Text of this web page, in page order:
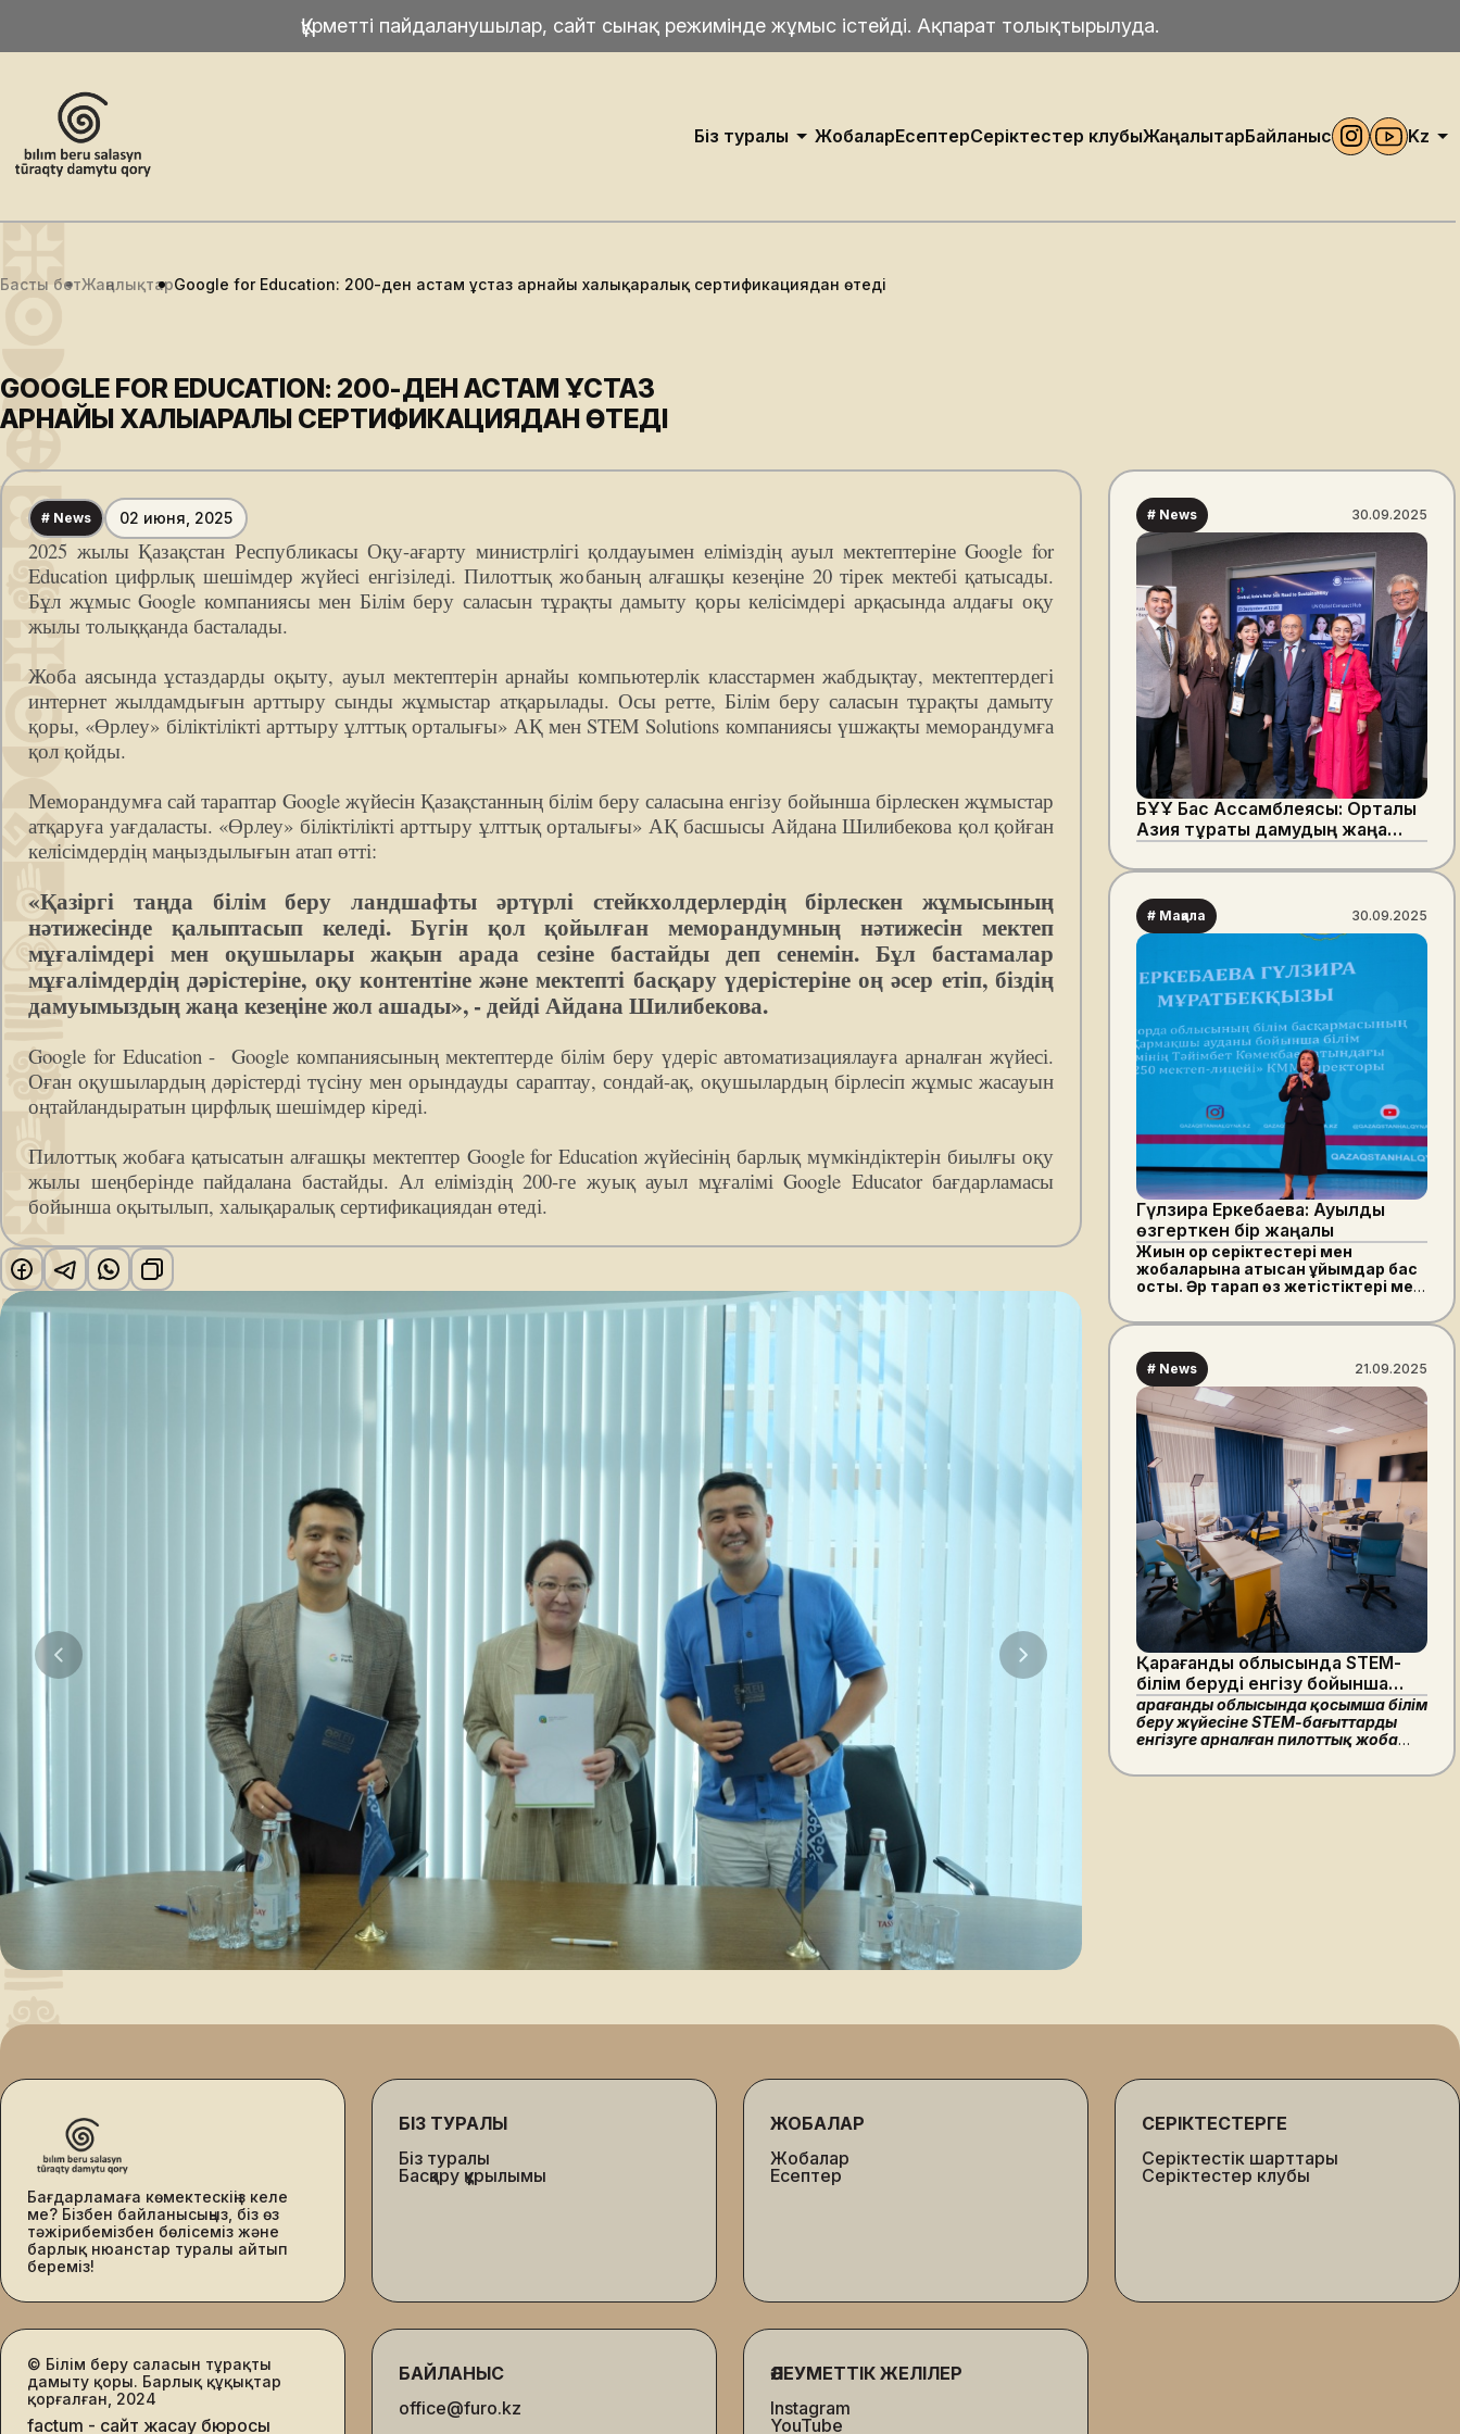
Құрметті пайдаланушылар, сайт сынақ режимінде жұмыс істейді. Ақпарат толықтырылуда.
Біз туралы
Басқару Құрылымы
ЖобаларЕсептерСеріктестер клубыЖаңалықтарБайланыс Kz
En
Басты бетЖаңалықтарGoogle for Education: 200-ден астам ұстаз арнайы халықаралық сертификациядан өтеді
GOOGLE FOR EDUCATION: 200-ДЕН АСТАМ ҰСТАЗ
АРНАЙЫ ХАЛЫҚАРАЛЫҚ СЕРТИФИКАЦИЯДАН ӨТЕДІ
# News 02 июня, 2025
2025 жылы Қазақстан Республикасы Оқу-ағарту министрлігі қолдауымен еліміздің ауыл мектептеріне Google for
Education цифрлық шешімдер жүйесі енгізіледі. Пилоттық жобаның алғашқы кезеңіне 20 тірек мектебі қатысады.
Бұл жұмыс Google компаниясы мен Білім беру саласын тұрақты дамыту қоры келісімдері арқасында алдағы оқу
жылы толыққанда басталады.
Жоба аясында ұстаздарды оқыту, ауыл мектептерін арнайы компьютерлік класстармен жабдықтау, мектептердегі
интернет жылдамдығын арттыру сынды жұмыстар атқарылады. Осы ретте, Білім беру саласын тұрақты дамыту
қоры, «Өрлеу» біліктілікті арттыру ұлттық орталығы» АҚ мен STEM Solutions компаниясы үшжақты меморандумға
қол қойды.
Меморандумға сай тараптар Google жүйесін Қазақстанның білім беру саласына енгізу бойынша бірлескен жұмыстар
атқаруға уағдаласты. «Өрлеу» біліктілікті арттыру ұлттық орталығы» АҚ басшысы Айдана Шилибекова қол қойған
келісімдердің маңыздылығын атап өтті:
«Қазіргі таңда білім беру ландшафты әртүрлі стейкхолдерлердің бірлескен жұмысының
нәтижесінде қалыптасып келеді. Бүгін қол қойылған меморандумның нәтижесін мектеп
мұғалімдері мен оқушылары жақын арада сезіне бастайды деп сенемін. Бұл бастамалар
мұғалімдердің дәрістеріне, оқу контентіне және мектепті басқару үдерістеріне оң әсер етіп, біздің
дамуымыздың жаңа кезеңіне жол ашады», - дейді Айдана Шилибекова.
Google for Education - Google компаниясының мектептерде білім беру үдеріс автоматизациялауға арналған жүйесі.
Оған оқушылардың дәрістерді түсіну мен орындауды сараптау, сондай-ақ, оқушылардың бірлесіп жұмыс жасауын
оңтайландыратын цирфлық шешімдер кіреді.
Пилоттық жобаға қатысатын алғашқы мектептер Google for Education жүйесінің барлық мүмкіндіктерін биылғы оқу
жылы шеңберінде пайдалана бастайды. Ал еліміздің 200-ге жуық ауыл мұғалімі Google Educator бағдарламасы
бойынша оқытылып, халықаралық сертификациядан өтеді.
# News 30.09.2025
БҰҰ Бас Ассамблеясы: Орталық
Азия тұрақты дамудың жаңа
# Мақала 30.09.2025
Гүлзира Еркебаева: Ауылды
өзгерткен бір жаңалық
Жиын қор серіктестері мен
жобаларына қатысқан ұйымдар бас
қосты. Әр тарап өз жетістіктері мен
# News 21.09.2025
Қарағанды облысында STEM-
білім беруді енгізу бойынша
пилоттық жоба басталды
Қарағанды облысында қосымша білім
беру жүйесіне STEM-бағыттарды
енгізуге арналған пилоттық жоба
Бағдарламаға көмектескіңіз келе
ме? Бізбен байланысыңыз, біз өз
тәжірибемізбен бөлісеміз және
барлық нюанстар туралы айтып
береміз!
БІЗ ТУРАЛЫ
Біз туралы
Басқару құрылымы
ЖОБАЛАР
Жобалар
Есептер
СЕРІКТЕСТЕРГЕ
Серіктестік шарттары
Серіктестер клубы
© Білім беру саласын тұрақты
дамыту қоры. Барлық құқықтар
қорғалған, 2024
factum - сайт жасау бюросы
БАЙЛАНЫС
office@furo.kz
ӘЛЕУМЕТТІК ЖЕЛІЛЕР
Instagram
YouTube